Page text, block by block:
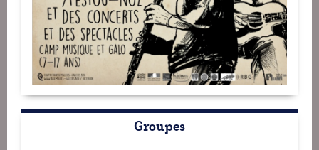
Groupes